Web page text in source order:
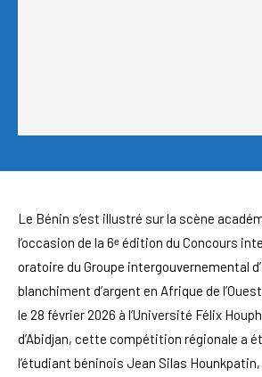
Le Bénin s’est illustré sur la scène
l’occasion de la 6ᵉ édition du Concours
oratoire du Groupe intergouvernemental
blanchiment d’argent en Afrique de
le 28 février 2026 à l’Université Félix
d’Abidjan, cette compétition régionale a
l’étudiant béninois Jean Silas